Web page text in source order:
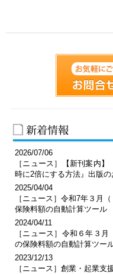
2026/07/06
［ニュース］【新刊案内
時に2倍にする方法』出版
2025/04/04
［ニュース］令和7年３月
保険料額の自動計算ツール
2024/04/11
［ニュース］令和６年３
の保険料額の自動計算ツー
2023/12/13
［ニュース］創業・起業支